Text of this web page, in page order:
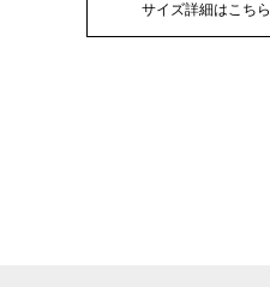
サイズ詳細はこちら